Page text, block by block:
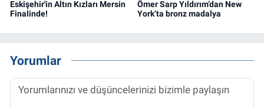
Eskişehir'in Altın Kızları Mersin
Finalinde!
Ömer Sarp Yıldırım’dan New
York’ta bronz madalya
Yorumlar